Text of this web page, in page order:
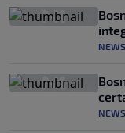
NEWS
NEWS